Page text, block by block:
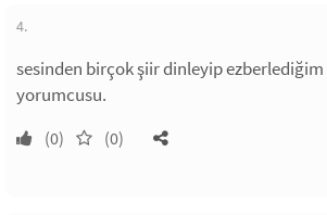
4.
sesinden birçok şiir dinleyip
yorumcusu.
(0) (0)